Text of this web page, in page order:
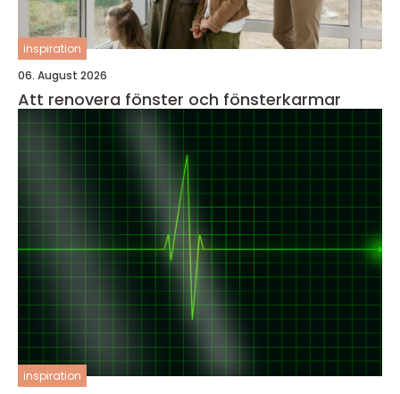
inspiration
06. August 2026
Att renovera fönster och fönsterkarmar
inspiration